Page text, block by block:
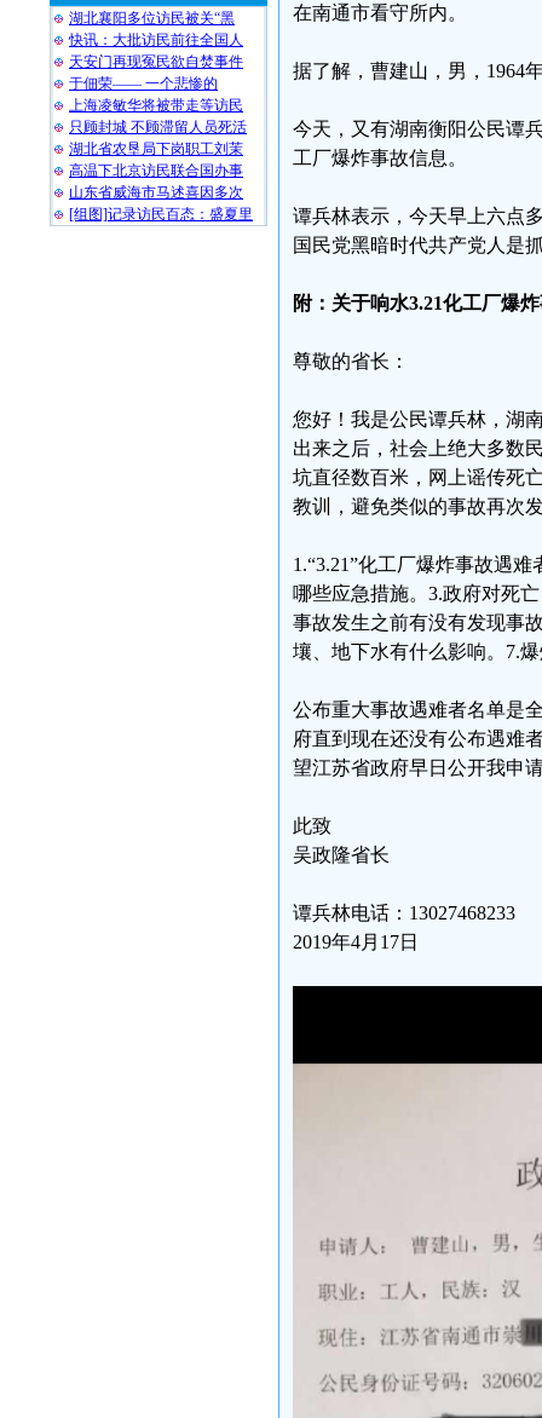
湖北襄阳多位访民被关“黑
快讯：大批访民前往全国人
天安门再现冤民欲自焚事件
于佃荣—— 一个悲惨的
上海凌敏华将被带走等访民
只顾封城 不顾滞留人员死活
湖北省农垦局下岗职工刘茉
高温下北京访民联合国办事
山东省威海市马述喜因多次
[组图]记录访民百态：盛夏里
在南通市看守所内。
据了解，曹建山，男，1964
今天，又有湖南衡阳公民谭
工厂爆炸事故信息。
谭兵林表示，今天早上六点
国民党黑暗时代共产党人是
附：关于响水3.21化工厂爆
尊敬的省长：
您好！我是公民谭兵林，湖
出来之后，社会上绝大多数
坑直径数百米，网上谣传死
教训，避免类似的事故再次
1.“3.21”化工厂爆炸事故遇
哪些应急措施。3.政府对死
事故发生之前有没有发现事
壤、地下水有什么影响。7.
公布重大事故遇难者名单是
府直到现在还没有公布遇难
望江苏省政府早日公开我申
此致
吴政隆省长
谭兵林电话：13027468233
2019年4月17日